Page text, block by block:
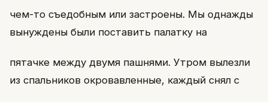
чем-то съедобным или застроены. Мы однажды
вынуждены были поставить палатку на
пятачке между двумя пашнями. Утром вылезли
из спальников окровавленные, каждый снял с